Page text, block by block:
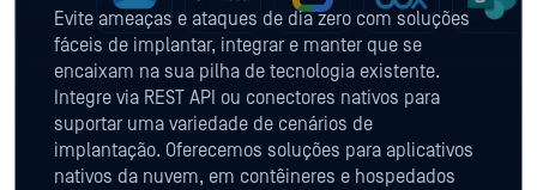
Evite ameaças e ataques de dia zero com soluções
fáceis de implantar, integrar e manter que se
encaixam na sua pilha de tecnologia existente.
Integre via REST API ou conectores nativos para
suportar uma variedade de cenários de
implantação. Oferecemos soluções para aplicativos
nativos da nuvem, em contêineres e hospedados